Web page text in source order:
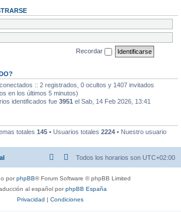
Recordar
:: 2 registrados, 0 ocultos y 1407 invitados
en los últimos 5 minutos)
identificados fue 3951 el Sab, 14 Feb 2026, 13:41
totales 145 • Usuarios totales 2224 • Nuestro usuario
Todos los horarios son UTC+02:00
porphpBB® Forum Software © phpBB Limited
al español porphpBB España
Privacidad | Condiciones